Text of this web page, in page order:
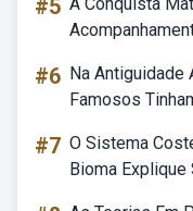
#5
#6 Na Antiguidade
Famosos
#7 O Sistema
Bioma Explique